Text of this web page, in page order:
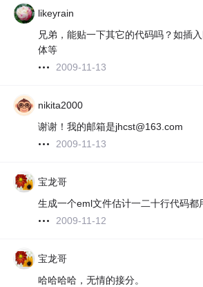
likeyrain
兄弟，能贴一下其它的代码吗？如插
体等
2009-11-13
nikita2000
谢谢！我的邮箱是jhcst@163.com
2009-11-13
宝龙哥
生成一个eml文件估计一二十行代码都
2009-11-12
宝龙哥
哈哈哈哈，无情的接分。